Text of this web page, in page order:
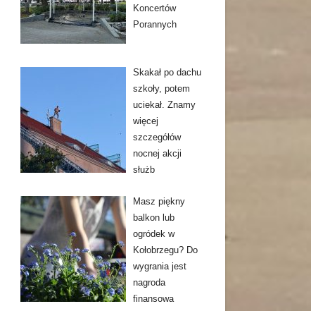
Koncertów
Porannych
Skakał po dachu
szkoły, potem
uciekał. Znamy
więcej
szczegółów
nocnej akcji
służb
Masz piękny
balkon lub
ogródek w
Kołobrzegu? Do
wygrania jest
nagroda
finansowa